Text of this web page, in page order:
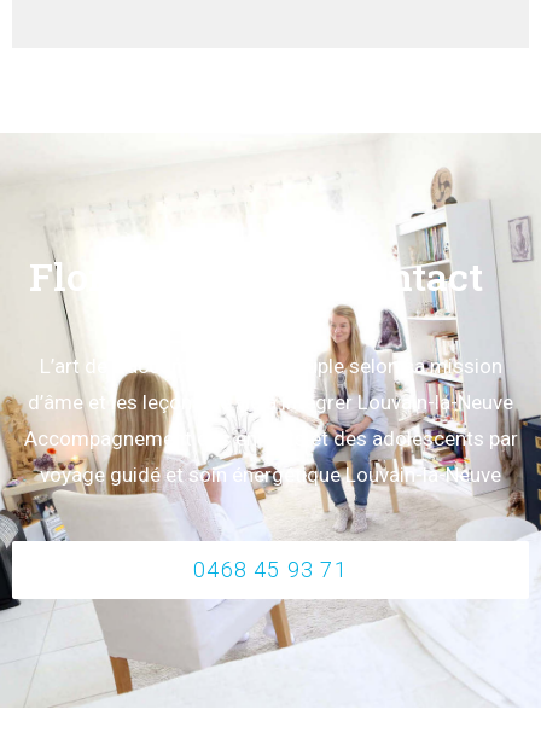
Florence Béliard contact
L’art de s’accompagner en couple selon sa mission
d’âme et les leçons de vie à intégrer Louvain-la-Neuve
Accompagnement des enfants et des adolescents par
voyage guidé et soin énergétique Louvain-la-Neuve
0468 45 93 71